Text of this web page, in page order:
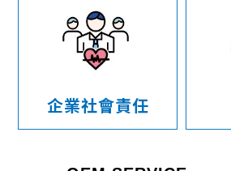
企業社會責任